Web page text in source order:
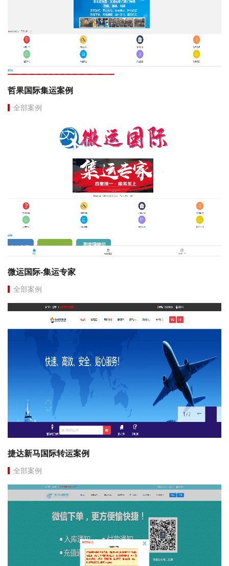
哲果国际集运案例
全部案例
微运国际-集运专家
全部案例
捷达新马国际转运案例
全部案例